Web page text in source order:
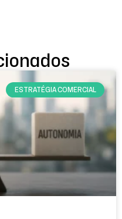
ESTRATÉGIA COMERCIAL